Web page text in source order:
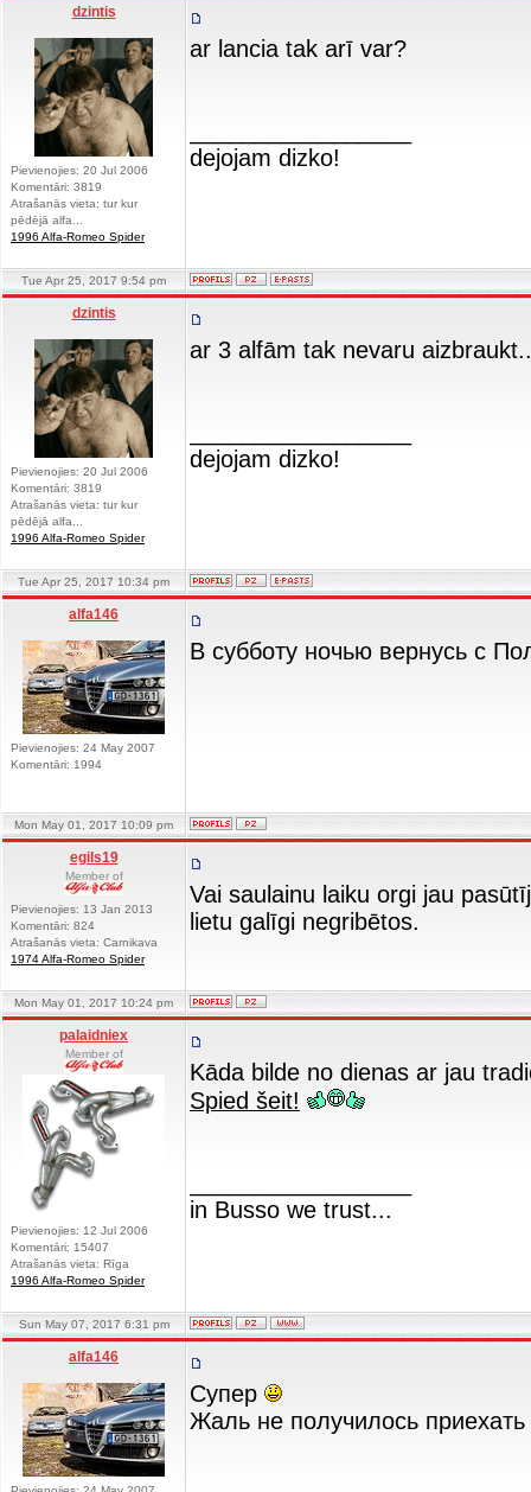
dzintis
Pievienojies: 20 Jul 2006
Komentāri: 3819
Atrašanās vieta: tur kur
pēdējā alfa...
1996 Alfa-Romeo Spider
ar lancia tak arī var?
dejojam dizko!
Tue Apr 25, 2017 9:54 pm
dzintis
Pievienojies: 20 Jul 2006
Komentāri: 3819
Atrašanās vieta: tur kur
pēdējā alfa...
1996 Alfa-Romeo Spider
ar 3 alfām tak nevaru
dejojam dizko!
Tue Apr 25, 2017 10:34 pm
alfa146
Pievienojies: 24 May 2007
Komentāri: 1994
В субботу ночью вернусь с
Mon May 01, 2017 10:09 pm
egils19
Member of
Pievienojies: 13 Jan 2013
Komentāri: 824
Atrašanās vieta: Carnikava
1974 Alfa-Romeo Spider
Vai saulainu laiku orgi jau
lietu galīgi negribētos.
Mon May 01, 2017 10:24 pm
palaidniex
Member of
Pievienojies: 12 Jul 2006
Komentāri: 15407
Atrašanās vieta: Rīga
1996 Alfa-Romeo Spider
Kāda bilde no dienas ar jau
Spied šeit!
in Busso we trust...
Sun May 07, 2017 6:31 pm
alfa146
Супер
Жаль не получилось приехать